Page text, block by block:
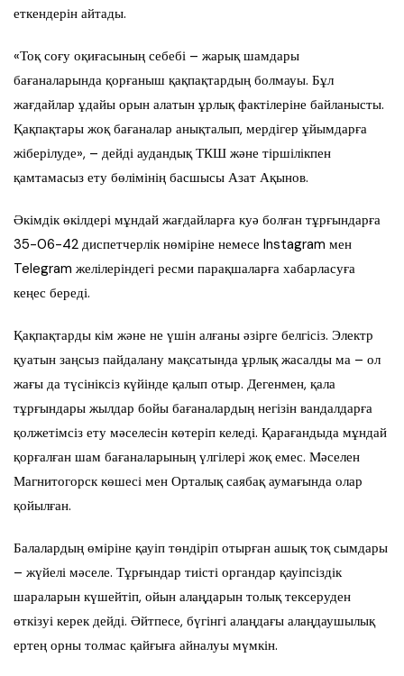
еткендерін айтады.
«Тоқ соғу оқиғасының себебі – жарық шамдары
бағаналарында қорғаныш қақпақтардың болмауы. Бұл
жағдайлар ұдайы орын алатын ұрлық фактілеріне байланысты.
Қақпақтары жоқ бағаналар анықталып, мердігер ұйымдарға
жіберілуде», – дейді аудандық ТКШ және тіршілікпен
қамтамасыз ету бөлімінің басшысы Азат Ақынов.
Әкімдік өкілдері мұндай жағдайларға куә болған тұрғындарға
35-06-42 диспетчерлік нөміріне немесе Instagram мен
Telegram желілеріндегі ресми парақшаларға хабарласуға
кеңес береді.
Қақпақтарды кім және не үшін алғаны әзірге белгісіз. Электр
қуатын заңсыз пайдалану мақсатында ұрлық жасалды ма – ол
жағы да түсініксіз күйінде қалып отыр. Дегенмен, қала
тұрғындары жылдар бойы бағаналардың негізін вандалдарға
қолжетімсіз ету мәселесін көтеріп келеді. Қарағандыда мұндай
қорғалған шам бағаналарының үлгілері жоқ емес. Мәселен
Магнитогорск көшесі мен Орталық саябақ аумағында олар
қойылған.
Балалардың өміріне қауіп төндіріп отырған ашық тоқ сымдары
– жүйелі мәселе. Тұрғындар тиісті органдар қауіпсіздік
шараларын күшейтіп, ойын алаңдарын толық тексеруден
өткізуі керек дейді. Әйтпесе, бүгінгі алаңдағы алаңдаушылық
ертең орны толмас қайғыға айналуы мүмкін.